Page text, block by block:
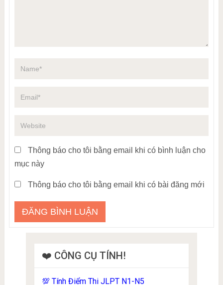
Thông báo cho tôi bằng email khi có bình luận cho
mục này
Thông báo cho tôi bằng email khi có bài đăng mới
❤️ CÔNG CỤ TÍNH!
💯 Tính Điểm Thi JLPT N1-N5